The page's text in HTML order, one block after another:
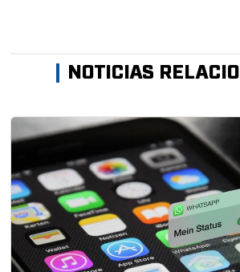
NOTICIAS